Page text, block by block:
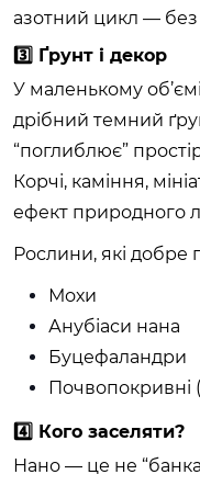
азотний цикл —
3️⃣ Ґрунт і декор
У маленькому
дрібний темний
“поглиблює”
Корчі, каміння,
ефект природного
Рослини, які добре
Мохи
Анубіаси нана
Буцефаландри
Почвопокривні
4️⃣ Кого заселяти?
Нано — це не “банка